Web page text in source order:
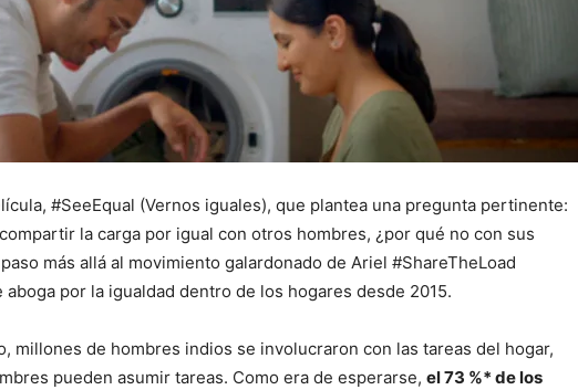
#SeeEqual (Vernos iguales), que plantea una pregunta pertinente:
la carga por igual con otros hombres, ¿por qué no con sus
más allá al movimiento galardonado de Ariel #ShareTheLoad
aboga por la igualdad dentro de los hogares desde 2015.
millones de hombres indios se involucraron con las tareas del hogar,
pueden asumir tareas. Como era de esperarse, el 73 %* de los